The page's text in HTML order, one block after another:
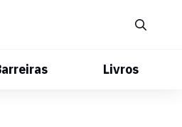
Livros